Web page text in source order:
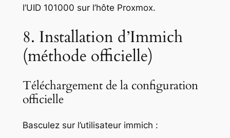
l’UID 101000 sur l’hôte Proxmox.
8. Installation d’Immich
(méthode officielle)
Téléchargement de la configuration
officielle
Basculez sur l’utilisateur immich :